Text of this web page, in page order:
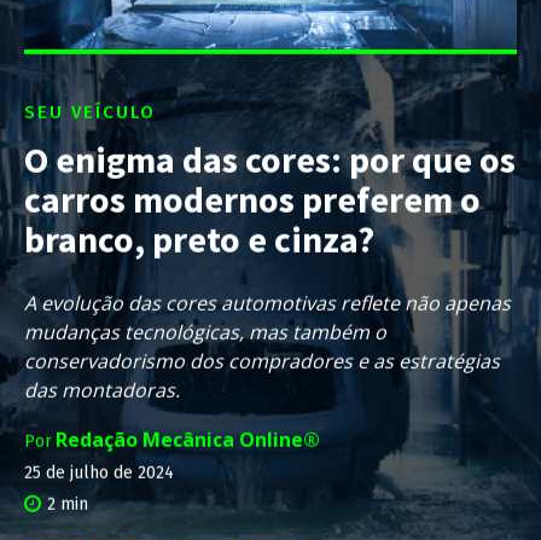
SEU VEÍCULO
O enigma das cores: por que os
carros modernos preferem o
branco, preto e cinza?
A evolução das cores automotivas reflete não apenas
mudanças tecnológicas, mas também o
conservadorismo dos compradores e as estratégias
das montadoras.
Por Redação Mecânica Online®
25 de julho de 2024
2min